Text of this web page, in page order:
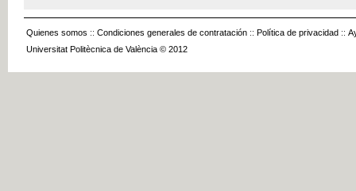
Quienes somos :: Condiciones generales de contratación :: Política de privacidad ::
Universitat Politècnica de València © 2012